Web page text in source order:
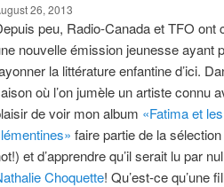
26, 2013
peu, Radio-Canada et TFO ont
nouvelle émission jeunesse ayant
la littérature enfantine d’ici.
où l’on jumèle un artiste connu
de voir mon album «Fatima et
faire partie de la
et d’apprendre qu’il serait lu par
Choquette! Qu’est-ce qu’une